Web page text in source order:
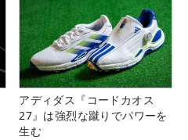
アディダス『コードカオス
27』は強烈な蹴りでパワーを
生む